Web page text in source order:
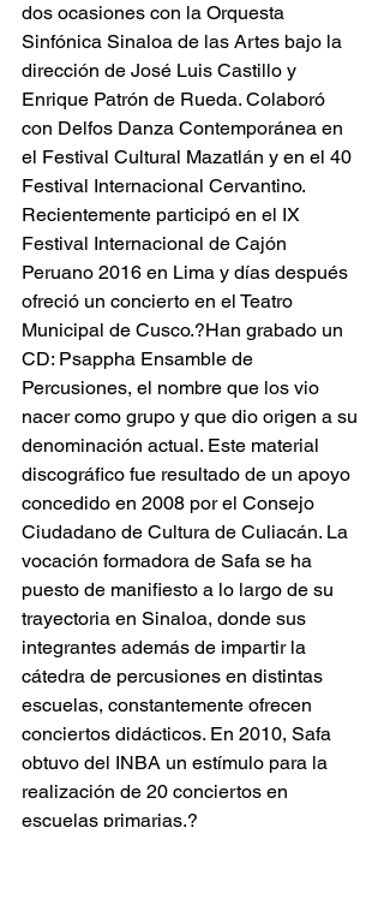
dos ocasiones con la Orquesta
Sinfónica Sinaloa de las Artes bajo la
dirección de José Luis Castillo y
Enrique Patrón de Rueda. Colaboró
con Delfos Danza Contemporánea en
el Festival Cultural Mazatlán y en el 40
Festival Internacional Cervantino.
Recientemente participó en el IX
Festival Internacional de Cajón
Peruano 2016 en Lima y días después
ofreció un concierto en el Teatro
Municipal de Cusco.?Han grabado un
CD: Psappha Ensamble de
Percusiones, el nombre que los vio
nacer como grupo y que dio origen a su
denominación actual. Este material
discográfico fue resultado de un apoyo
concedido en 2008 por el Consejo
Ciudadano de Cultura de Culiacán. La
vocación formadora de Safa se ha
puesto de manifiesto a lo largo de su
trayectoria en Sinaloa, donde sus
integrantes además de impartir la
cátedra de percusiones en distintas
escuelas, constantemente ofrecen
conciertos didácticos. En 2010, Safa
obtuvo del INBA un estímulo para la
realización de 20 conciertos en
escuelas primarias.?